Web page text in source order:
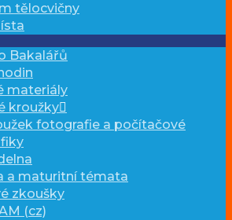
tělocvičny
Bakalářů
materiály
kroužky
fotografie a počítačové
a maturitní témata
zkoušky
(cz)